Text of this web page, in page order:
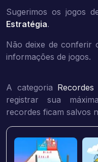
Sugerimos os jogos
Estratégia.
Não deixe de conferir
informações de jogos.
A categoria Recordes
registrar sua
recordes ficam salvos